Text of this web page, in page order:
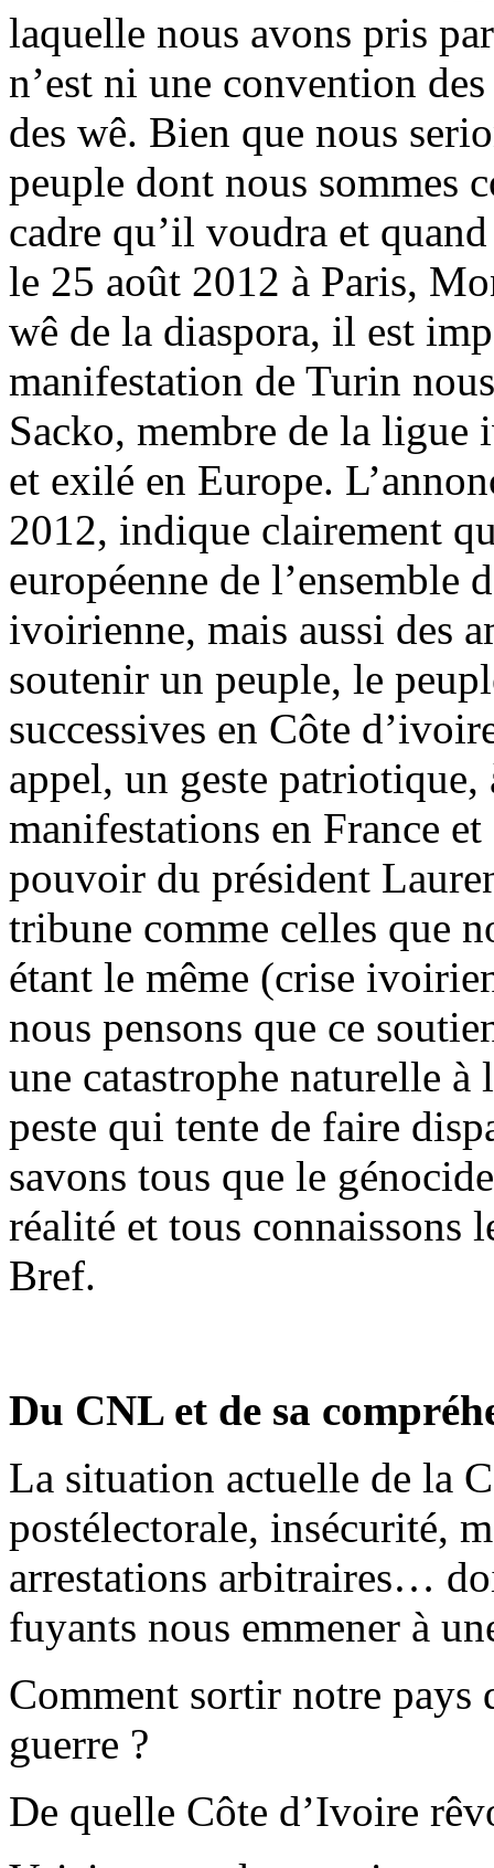
laquelle nous avons pris
n’est ni une convention
des wê. Bien que nous
peuple dont nous sommes
cadre qu’il voudra et
le 25 août 2012 à Paris,
wê de la diaspora, il est
manifestation de Turin
Sacko, membre de la ligue
et exilé en Europe.
2012, indique clairement
européenne de
ivoirienne, mais aussi des
soutenir un peuple, le
successives en Côte
appel, un geste patriotique,
manifestations en France
pouvoir du président
tribune comme celles que
étant le même (crise
nous pensons que ce
une catastrophe naturelle
peste qui tente de faire
savons tous que le
réalité et tous connaissons
Bref.
Du CNL et de sa
La situation actuelle de la
postélectorale, insécurité,
arrestations arbitraires…
fuyants nous emmener à
Comment sortir notre pays
guerre ?
De quelle Côte d’Ivoire